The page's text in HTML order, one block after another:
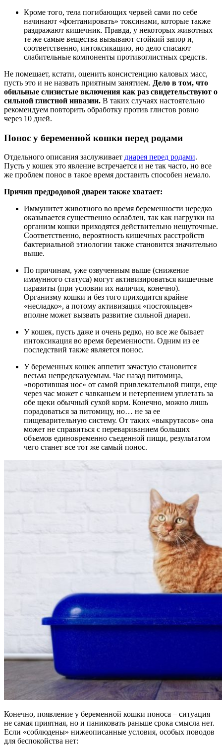
Кроме того, тела погибающих червей сами по себе
начинают «фонтанировать» токсинами, которые также
раздражают кишечник. Правда, у некоторых животных
те же самые вещества вызывают стойкий запор и,
соответственно, интоксикацию, но дело спасают
слабительные компоненты противоглистных средств.
Не помешает, кстати, оценить консистенцию каловых масс,
пусть это и не назвать приятным занятием. Дело в том, что
обильные слизистые включения как раз свидетельствуют о
сильной глистной инвазии. В таких случаях настоятельно
рекомендуем повторить обработку против глистов ровно
через 10 дней.
Понос у беременной кошки перед родами
Отдельного описания заслуживает диарея перед родами.
Пусть у кошек это явление встречается и не так часто, но все
же проблем понос в такое время доставить способен немало.
Причин предродовой диареи также хватает:
Иммунитет животного во время беременности нередко
оказывается существенно ослаблен, так как нагрузки на
организм кошки приходятся действительно нешуточные.
Соответственно, вероятность кишечных расстройств
бактериальной этиологии также становится значительно
выше.
По причинам, уже озвученным выше (снижение
иммунного статуса) могут активизироваться кишечные
паразиты (при условии их наличия, конечно).
Организму кошки и без того приходится крайне
«несладко», а потому активизация «постояльцев»
вполне может вызвать развитие сильной диареи.
У кошек, пусть даже и очень редко, но все же бывает
интоксикация во время беременности. Одним из ее
последствий также является понос.
У беременных кошек аппетит зачастую становится
весьма непредсказуемым. Час назад питомица,
«воротившая нос» от самой привлекательной пищи, еще
через час может с чавканьем и нетерпением уплетать за
обе щеки обычный сухой корм. Конечно, можно лишь
порадоваться за питомицу, но… не за ее
пищеварительную систему. От таких «выкрутасов» она
может не справиться с перевариванием больших
объемов единовременно съеденной пищи, результатом
чего станет все тот же самый понос.
Конечно, появление у беременной кошки поноса – ситуация
не самая приятная, но и паниковать раньше срока смысла нет.
Если «соблюдены» нижеописанные условия, особых поводов
для беспокойства нет: